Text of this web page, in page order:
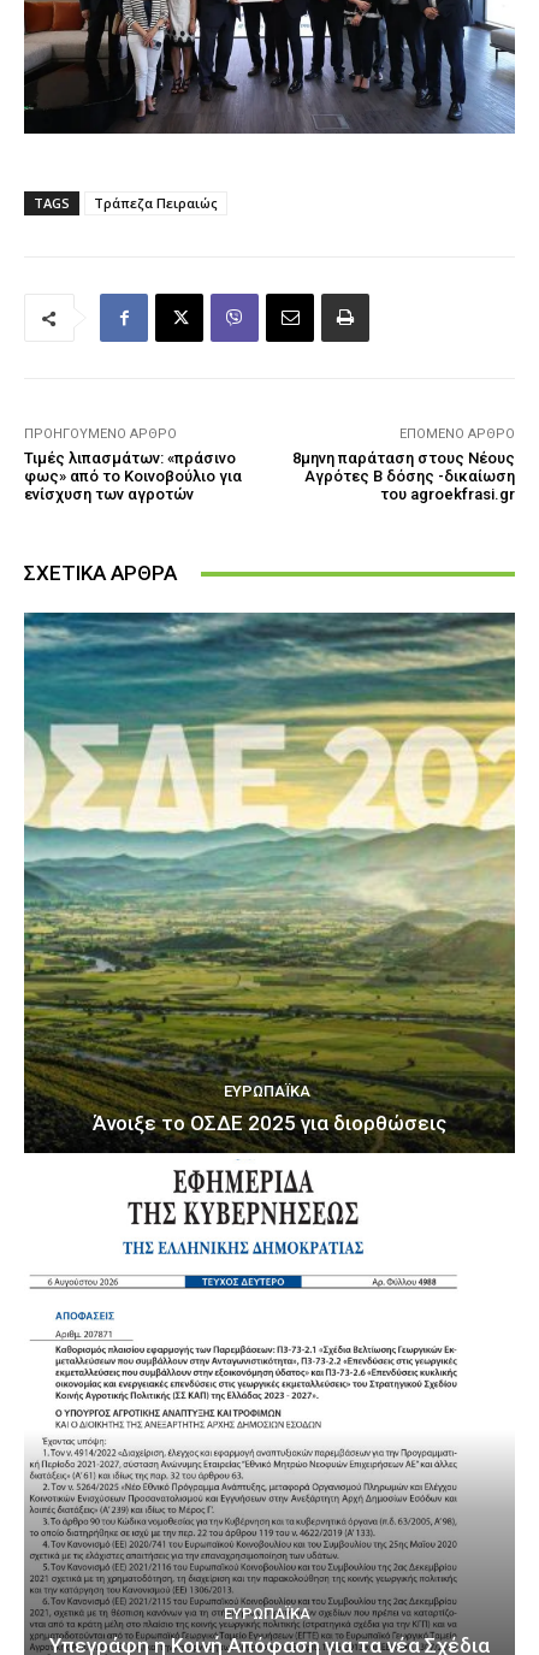
TAGS Τράπεζα Πειραιώς
ΠΡΟΗΓΟΎΜΕΝΟ ΆΡΘΡΟ
Τιμές λιπασμάτων: «πράσινο
φως» από το Κοινοβούλιο για
ενίσχυση των αγροτών
ΕΠΌΜΕΝΟ ΆΡΘΡΟ
8μηνη παράταση στους Νέους
Αγρότες B δόσης -δικαίωση
του agroekfrasi.gr
ΣΧΕΤΙΚΑ ΑΡΘΡΑ
ΕΥΡΩΠΑΪΚΆ
Άνοιξε το ΟΣΔΕ 2025 για διορθώσεις
ΕΥΡΩΠΑΪΚΆ
Υπεγράφη η Κοινή Απόφαση για τα νέα Σχέδια